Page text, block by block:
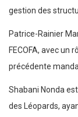
gestion des
Patrice-Rainier
FECOFA, avec un
précédente
Shabani Nonda
des Léopards,